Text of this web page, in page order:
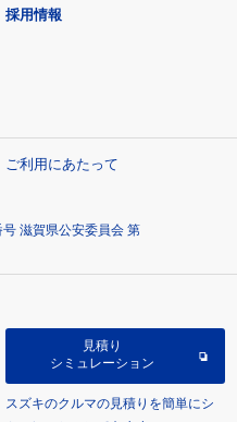
採用情報
ご利用にあたって
滋賀県公安委員会 第
見積り
シミュレーション
スズキのクルマの見積りを簡単にシ